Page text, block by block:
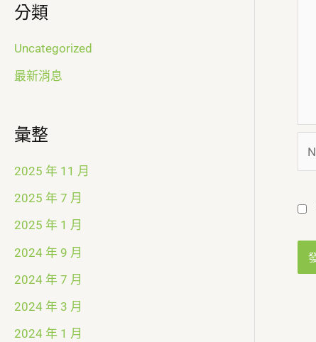
分類
Uncategorized
最新消息
彙整
2025 年 11 月
2025 年 7 月
2025 年 1 月
2024 年 9 月
2024 年 7 月
2024 年 3 月
2024 年 1 月